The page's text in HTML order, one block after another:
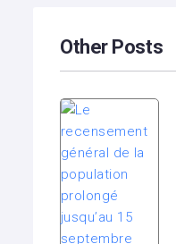
Other Posts